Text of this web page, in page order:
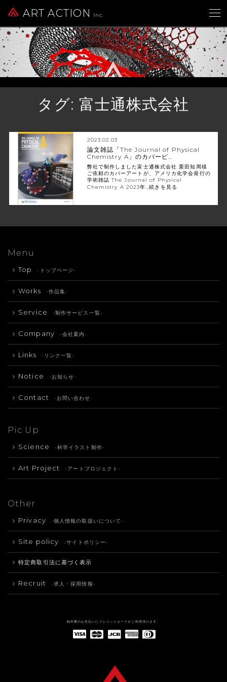
ART ACTION Inc.
タグ: 富士通株式会社
2023.02.03
論文雑誌「The Journal of Physical
Chemistry A」のカバーピ…
弊社で制作しました富士通株式会社 栗田知周様
ご依頼のカバーアートが、アメリカ化学会発行の
学術雑誌 The Journal of Physical
Chemistry A 2023年…続きを見る
Menu
Top -トップページ-
Works -作品集-
Service -制作サービス一覧-
Company -会社案内-
Links -リンク一覧-
Notice -お知らせ-
Contact -お問い合わせ-
Pic Up
Science -科学イラスト制作-
Art Project -アートプロジェクト-
Other
Privacy -個人情報の取扱いについて-
Site policy -サイトポリシー-
特定商取引法に基づく表示
Recruit -求人・採用情報-
制作費のお支払いにクレジットカードがご利用頂けます。